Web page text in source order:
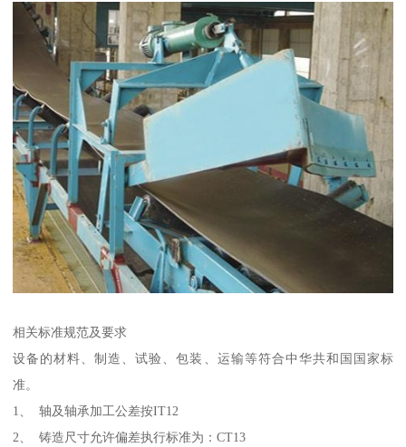
相关标准规范及要求
设备的材料、制造、试验、包装、运输等符合中华共和国国家标
准。
1、 轴及轴承加工公差按IT12
2、 铸造尺寸允许偏差执行标准为：CT13